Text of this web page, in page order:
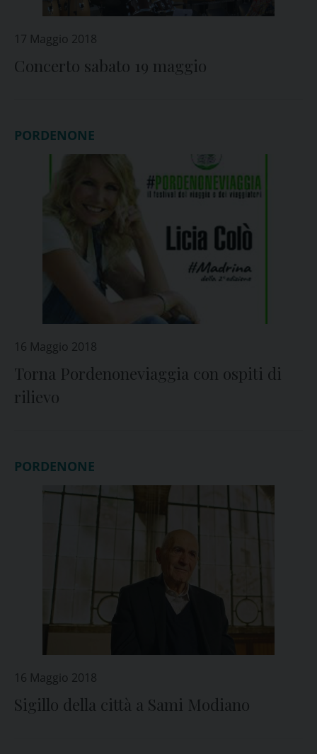
17 Maggio 2018
Concerto sabato 19 maggio
PORDENONE
16 Maggio 2018
Torna Pordenoneviaggia con ospiti di
rilievo
PORDENONE
16 Maggio 2018
Sigillo della città a Sami Modiano